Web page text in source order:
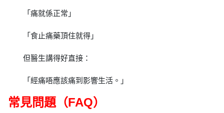
「痛就係正常」
「食止痛藥頂住就得」
但醫生講得好直接：
「經痛唔應該痛到影響生活。」
常見問題（FAQ）